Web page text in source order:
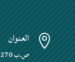
 العنوان
ص.ب 270 طريق الصومعة البليدة